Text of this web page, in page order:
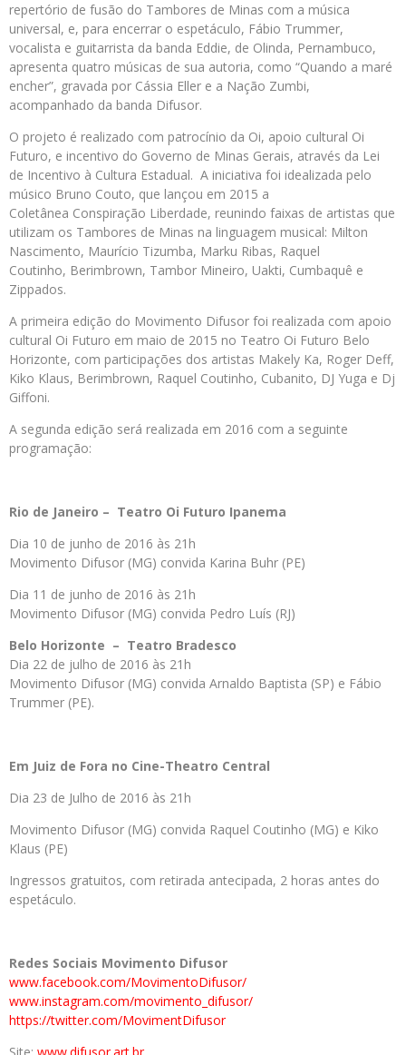
repertório de fusão do Tambores de Minas com a música
universal, e, para encerrar o espetáculo, Fábio Trummer,
vocalista e guitarrista da banda Eddie, de Olinda, Pernambuco,
apresenta quatro músicas de sua autoria, como “Quando a maré
encher”, gravada por Cássia Eller e a Nação Zumbi,
acompanhado da banda Difusor.
O projeto é realizado com patrocínio da Oi, apoio cultural Oi
Futuro, e incentivo do Governo de Minas Gerais, através da Lei
de Incentivo à Cultura Estadual. A iniciativa foi idealizada pelo
músico Bruno Couto, que lançou em 2015 a
Coletânea Conspiração Liberdade, reunindo faixas de artistas que
utilizam os Tambores de Minas na linguagem musical: Milton
Nascimento, Maurício Tizumba, Marku Ribas, Raquel
Coutinho, Berimbrown, Tambor Mineiro, Uakti, Cumbaquê e
Zippados.
A primeira edição do Movimento Difusor foi realizada com apoio
cultural Oi Futuro em maio de 2015 no Teatro Oi Futuro Belo
Horizonte, com participações dos artistas Makely Ka, Roger Deff,
Kiko Klaus, Berimbrown, Raquel Coutinho, Cubanito, DJ Yuga e Dj
Giffoni.
A segunda edição será realizada em 2016 com a seguinte
programação:
Rio de Janeiro – Teatro Oi Futuro Ipanema
Dia 10 de junho de 2016 às 21h
Movimento Difusor (MG) convida Karina Buhr (PE)
Dia 11 de junho de 2016 às 21h
Movimento Difusor (MG) convida Pedro Luís (RJ)
Belo Horizonte – Teatro Bradesco
Dia 22 de julho de 2016 às 21h
Movimento Difusor (MG) convida Arnaldo Baptista (SP) e Fábio
Trummer (PE).
Em Juiz de Fora no Cine-Theatro Central
Dia 23 de Julho de 2016 às 21h
Movimento Difusor (MG) convida Raquel Coutinho (MG) e Kiko
Klaus (PE)
Ingressos gratuitos, com retirada antecipada, 2 horas antes do
espetáculo.
Redes Sociais Movimento Difusor
www.facebook.com/MovimentoDifusor/
www.instagram.com/movimento_difusor/
https://twitter.com/MovimentDifusor